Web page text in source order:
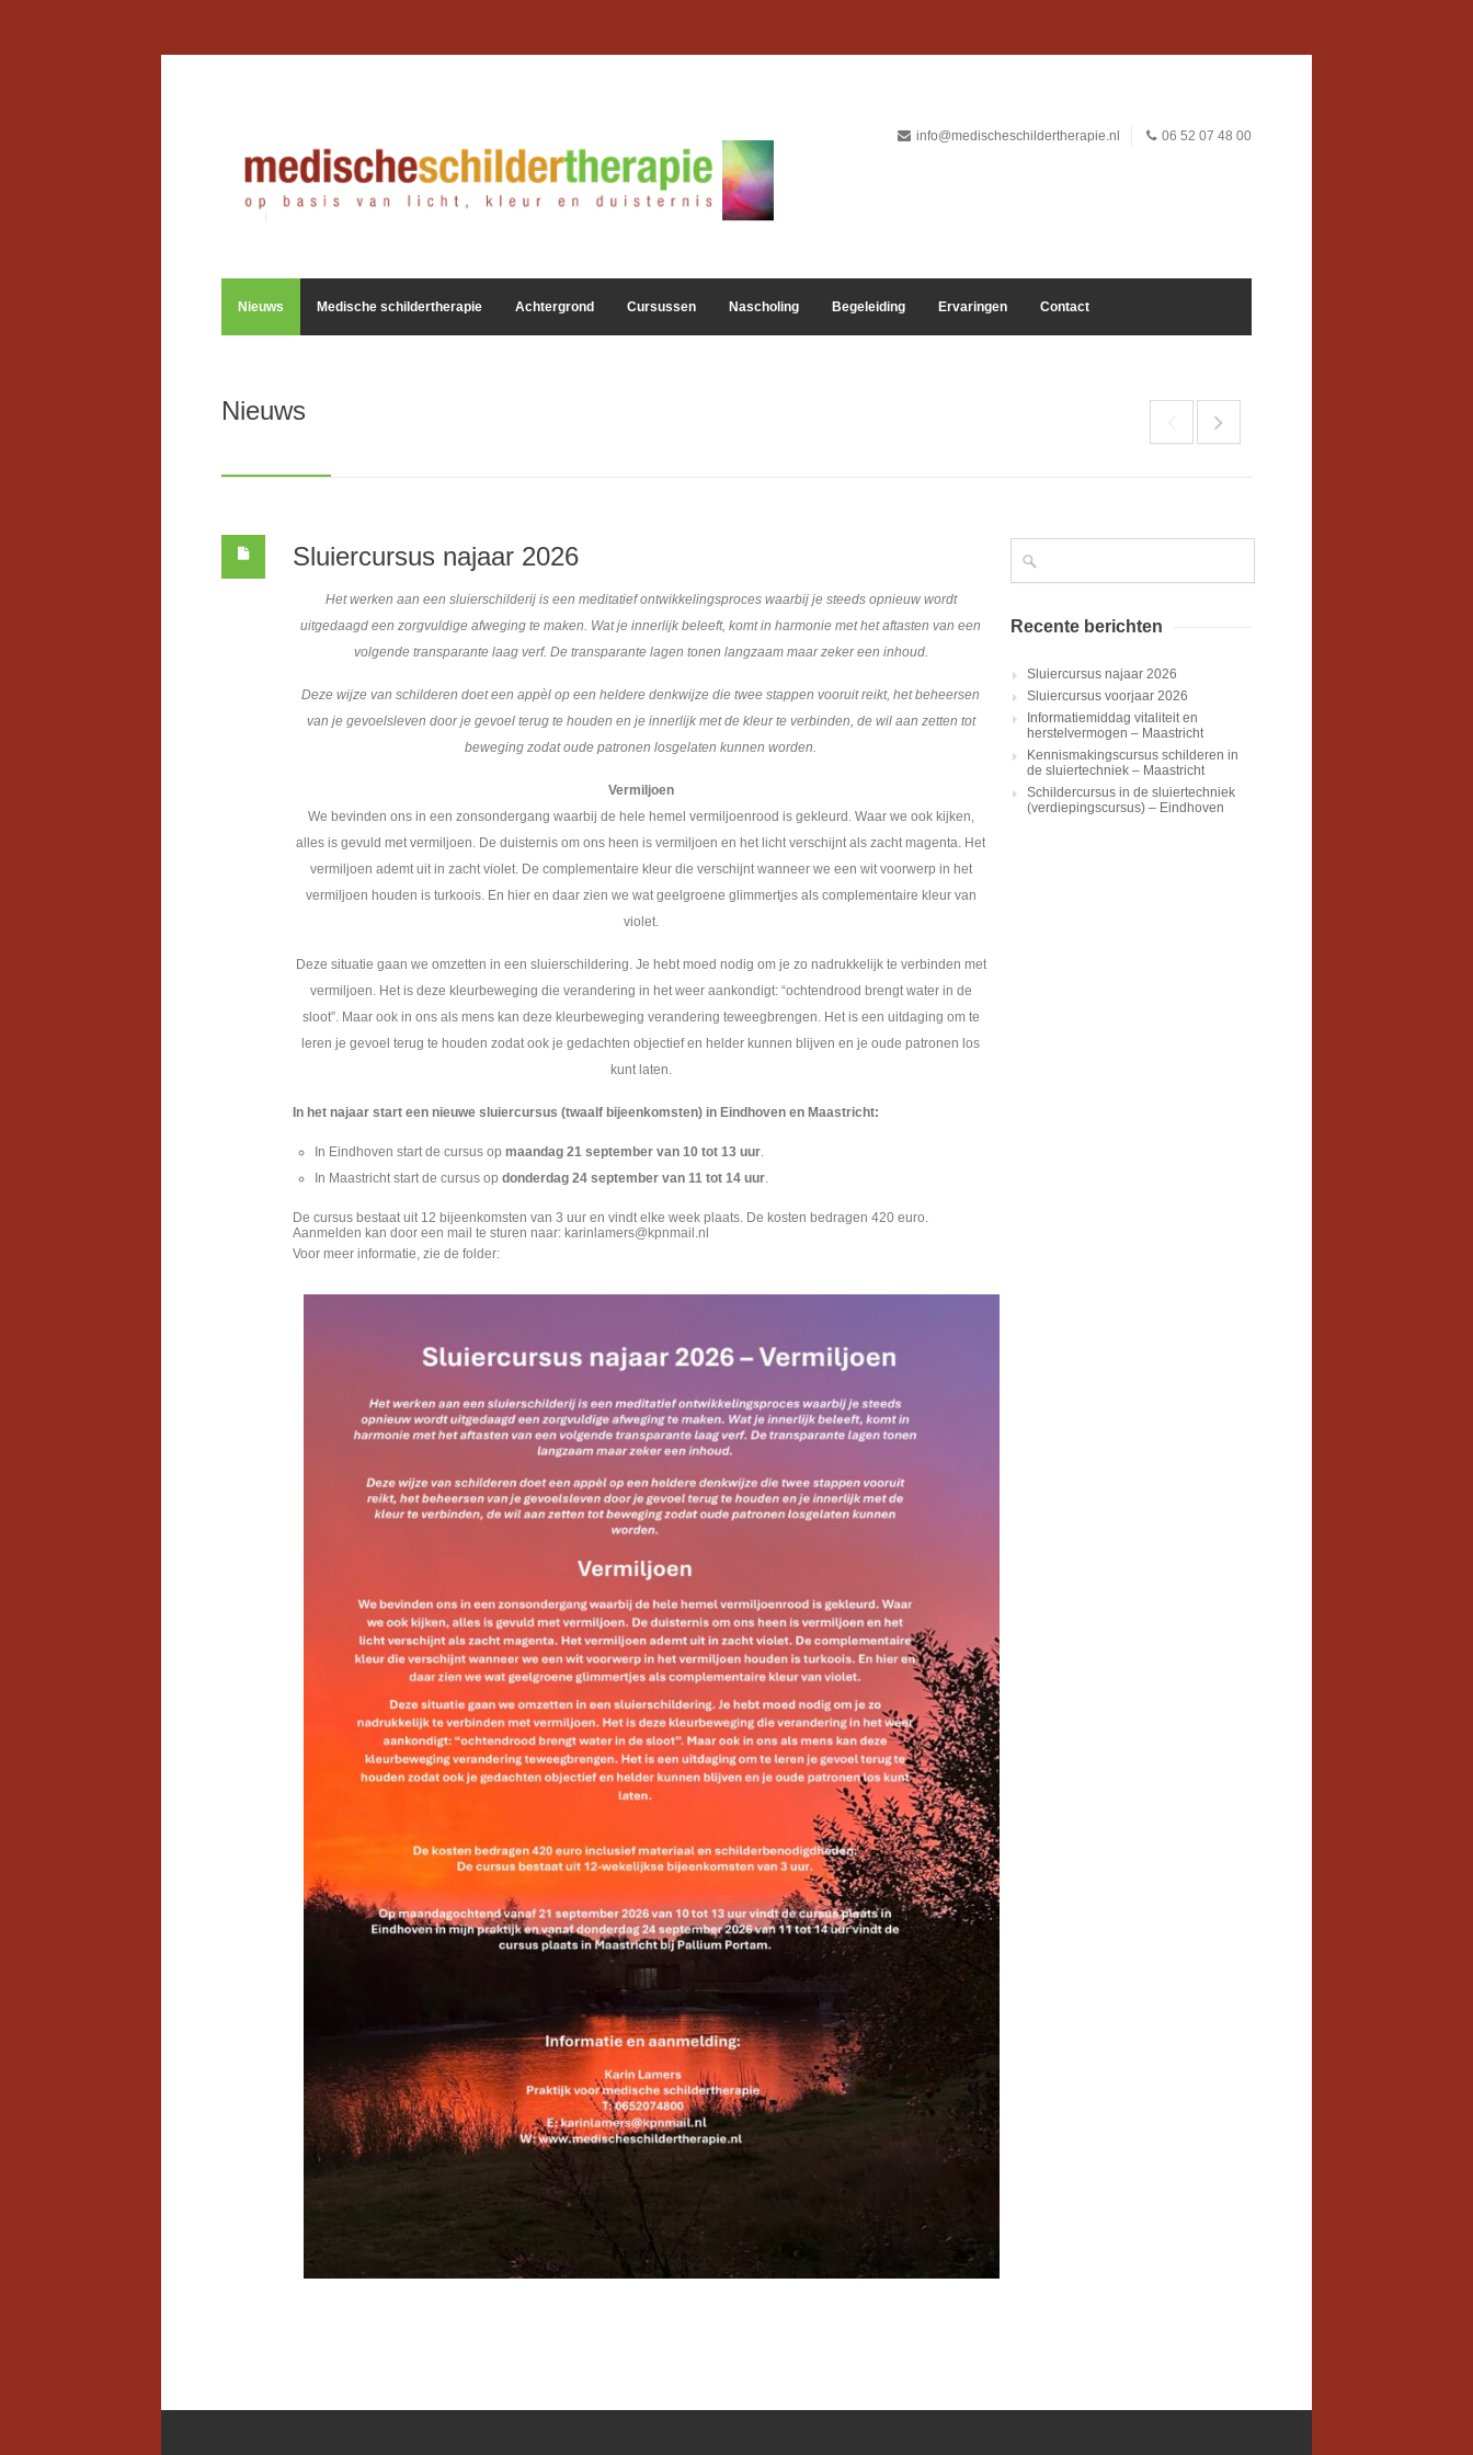
info@medischeschildertherapie.nl 06 52 07 48 00
Nieuws Medische schildertherapie Achtergrond Cursussen Nascholing Begeleiding Ervaringen Contact
Nieuws
Sluiercursus najaar 2026
Het werken aan een sluierschilderij is een meditatief ontwikkelingsproces waarbij je steeds opnieuw wordt
uitgedaagd een zorgvuldige afweging te maken. Wat je innerlijk beleeft, komt in harmonie met het aftasten van een
volgende transparante laag verf. De transparante lagen tonen langzaam maar zeker een inhoud.
Deze wijze van schilderen doet een appèl op een heldere denkwijze die twee stappen vooruit reikt, het beheersen
van je gevoelsleven door je gevoel terug te houden en je innerlijk met de kleur te verbinden, de wil aan zetten tot
beweging zodat oude patronen losgelaten kunnen worden.
Vermiljoen
We bevinden ons in een zonsondergang waarbij de hele hemel vermiljoenrood is gekleurd. Waar we ook kijken,
alles is gevuld met vermiljoen. De duisternis om ons heen is vermiljoen en het licht verschijnt als zacht magenta. Het
vermiljoen ademt uit in zacht violet. De complementaire kleur die verschijnt wanneer we een wit voorwerp in het
vermiljoen houden is turkoois. En hier en daar zien we wat geelgroene glimmertjes als complementaire kleur van
violet.
Deze situatie gaan we omzetten in een sluierschildering. Je hebt moed nodig om je zo nadrukkelijk te verbinden met
vermiljoen. Het is deze kleurbeweging die verandering in het weer aankondigt: “ochtendrood brengt water in de
sloot”. Maar ook in ons als mens kan deze kleurbeweging verandering teweegbrengen. Het is een uitdaging om te
leren je gevoel terug te houden zodat ook je gedachten objectief en helder kunnen blijven en je oude patronen los
kunt laten.
In het najaar start een nieuwe sluiercursus (twaalf bijeenkomsten) in Eindhoven en Maastricht:
In Eindhoven start de cursus op maandag 21 september van 10 tot 13 uur
In Maastricht start de cursus op donderdag 24 september van 11 tot 14 uur
De cursus bestaat uit 12 bijeenkomsten van 3 uur en vindt elke week plaats. De kosten bedragen 420 euro.
Aanmelden kan door een mail te sturen naar: karinlamers@kpnmail.nl
Voor meer informatie, zie de folder:
Recente berichten
Sluiercursus najaar 2026
Sluiercursus voorjaar 2026
Informatiemiddag vitaliteit en
herstelvermogen – Maastricht
Kennismakingscursus schilderen in
de sluiertechniek – Maastricht
Schildercursus in de sluiertechniek
(verdiepingscursus) – Eindhoven